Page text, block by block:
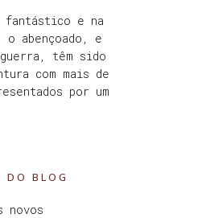
fantástico e na
abençoado, e
têm sido
com mais de
por um
DO BLOG
novos